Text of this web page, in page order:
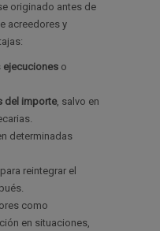
originado antes de
acreedores y
ejecuciones o
del importe, salvo en
determinadas
para reintegrar el
como
en situaciones,